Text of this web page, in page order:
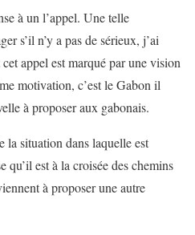
à un l’appel. Une telle
s’il n’y a pas de sérieux, j’ai
appel est marqué par une vision
motivation, c’est le Gabon il
à proposer aux gabonais.
la situation dans laquelle est
qu’il est à la croisée des chemins
à proposer une autre